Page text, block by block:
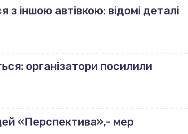
з іншою автівкою: відомі деталі
організатори посилили
«Перспектива»,- мер